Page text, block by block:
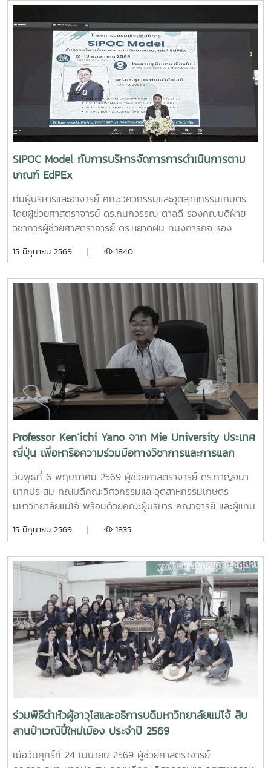
เหนือ) จังหวัดเชียงใหม่ ผลงาน“เครื่องสกัดกาแฟรูปแบบใหม่โดย
ใช้เทคโนโลยี PLU”สมาชิกทีม• นายอนุพงศ์ เขื่อนแก้วนักศึกษา
ปริญญาโท คณะวิศวกรรมและอุตสาหกรรมเกษตร• นายอาทิตย์
ด่านกระโทกนักศึกษาปริญญาโท คณะวิศวกรรมและอุตสาหกรรม
เกษตร• นายตันติกร กันนานักศึกษาปริญญาตรี คณะ
บริหารธุรกิจ• Nirmala Bhuvana Chandra
Ramisettyนักศึกษาปริญญาโท วิทยาลัยนานาชาติอาจารย์ที่
ปรึกษารองศาสตราจารย์ ดร.จตุรภัทร วาฤทธิ์คณะวิศวกรรมและ
อุตสาหกรรมเกษตรการแข่งขัน Startup Thailand League
2026 เป็นเวทีสำคัญในการส่งเสริมศักยภาพนักศึกษาด้าน
นวัตกรรมและการเป็นผู้ประกอบการรุ่นใหม่ โดยเปิดโอกาสให้
นักศึกษาได้นำเสนอแนวคิดธุรกิจและผลงานนวัตกรรมสู่การ
พัฒนาเชิงพาณิชย์ในระดับประเทศทั้งนี้ ทีม Coff Brew ได้รับ
คัดเลือกให้พัฒนาผลงานต้นแบบและเตรียมเข้าร่วมกิจกรรม
Demo Day ระหว่างวันที่ 25–27 มิถุนายน 2569 ณ ศูนย์การค้า
สยามพารากอน กรุงเทพมหานคร เพื่อจัดแสดงผลงานต่อนัก
ไปคณะวิศวกรรมและอุตสาหกรรมเกษตร ขอร่วมชื่นชมและภาค
นักศึกษา ที่สามารถต่อยอดองค์ความรู้สู่การสร้างนวัตกรรมและ
การเป็นผู้ประกอบการแห่งอนาคตได้อย่างโดดเด่นCr:อุทยาน
วิทยาศาสตร์เทคโนโลยีเกษตรและอาหาร Maejo Agro Food
Park
(MAP)https://www.facebook.com/share/18ZhSJ8uJx/
SIPOC Model กับการบริหารจัดการการดำเนินการตาม
เกณฑ์ EdPEx
ทีมผู้บริหารและอาจารย์ คณะวิศวกรรมและอุตสาหกรรมเกษตร
โดยผู้ช่วยศาสตราจารย์ ดร.กนกวรรณ ตาลดี รองคณบดีฝ่าย
วิชาการผู้ช่วยศาสตราจารย์ ดร.หยาดฝน ทนงการกิจ รอง
ดร.พิไลวรรณ พรประสิทธ์ ผู้ช่วยคณบดีฝ่ายบริหารและเทคโนโลยี
หลักสูตรวิศวกรรมศาสตรบัณฑิต สาขาวิศวกรรมอาหารเข้าร่วม
การอบรมเชิงปฏิบัติการ "SIPOC Model กับการบริหารจัดการ
การดำเนินการตามเกณฑ์ EdPEx" ใน วันที่ 12-13 พฤษภาคม
2569 ที่โรงแรมยูนิมมาน โดย ได้รับเกียรติจาก "ผู้ช่วย
ศาสตราจารย์ ดร.สุภัทร พัฒน์วิชัยโชติ" คณะวิศวกรรมศาสตร์
มหาวิทยาลัยเกษตรศาสตร์ เป็นวิทยากรการอบรมครั้งนี้ช่วยส่ง
เสริมให้บุคลากรนำความรู้ที่ได้ ใช้ในการวิเคราะห์ วางระบบและ
เชื่อมโยงกระบวนการ เพื่อมุ่งสู่ความเป็นเลิศขององค์กร
15 มิถุนายน 2569 | 1840
Professor Ken’ichi Yano จาก Mie University ประเทศ
ญี่ปุ่น เพื่อหารือความร่วมมือทางวิชาการและการแลก
เปลี่ยนนักศึกษา
วันพุธที่ 6 พฤษภาคม 2569 ผู้ช่วยศาสตราจารย์ ดร.กาญจนา
นาคประสม คณบดีคณะวิศวกรรมและอุตสาหกรรมเกษตร
มหาวิทยาลัยแม่โจ้ พร้อมด้วยคณะผู้บริหาร คณาจารย์ และผู้แทน
วิทยาศาสตร์การอาหาร หลักสูตรระดับบัณฑิตศึกษา และคณะ
ศาสตราจารย์สาขาวิชาวิศวกรรมเครื่องกล และผู้ช่วยอธิการบดี
ด้านการพัฒนานักวิจัยรุ่นใหม่ จาก Mie University ประเทศ
ญี่ปุ่น ในโอกาสเดินทางมาเยี่ยมชมคณะฯ และหารือแนวทางความ
ร่วมมือทางวิชาการ ณ คณะวิศวกรรมและอุตสาหกรรมเกษตร
มหาวิทยาลัยแม่โจ้ในการนี้ ได้มีการนำเสนอวีดิทัศน์แนะนำ
มหาวิทยาลัยและคณะฯ พร้อมแลกเปลี่ยนแนวทางการสร้างความ
ร่วมมือด้านวิชาการ การวิจัย และการแลกเปลี่ยนนักศึกษาในระดับ
ปริญญาตรีและบัณฑิตศึกษา ระหว่างสองสถาบันProfessor
Ken’ichi Yano ได้นำเสนอผลงานวิจัยในหัวข้อ “Medical,
Welfare, and Care-support Robotics” และ “Automation
Engineering, Welfare Robots and Nursing Care
Systems” ซึ่งเกี่ยวข้องกับเทคโนโลยีหุ่นยนต์เพื่อการแพทย์ การ
ดูแลผู้สูงอายุ และระบบสนับสนุนงานด้านสวัสดิการและการ
พยาบาล รวมถึงการออกแบบและพัฒนาหุ่นยนต์สำหรับภารกิจ
15 มิถุนายน 2569 | 1835
ร่วมพิธีดำหัวผู้อาวุโสและอธิการบดีมหาวิทยาลัยแม่โจ้ สืบ
สานป๋าเวณีปี๋ใหม่เมือง ประจำปี 2569
เมื่อวันศุกร์ที่ 24 เมษายน 2569 ผู้ช่วยศาสตราจารย์